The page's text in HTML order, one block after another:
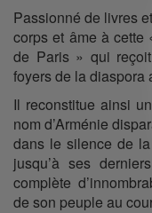
Passionné de livres
corps et âme à cette
de Paris » qui
foyers de la diaspora
Il reconstitue ainsi
nom d’Arménie
dans le silence de
jusqu’à ses
complète
de son peuple au